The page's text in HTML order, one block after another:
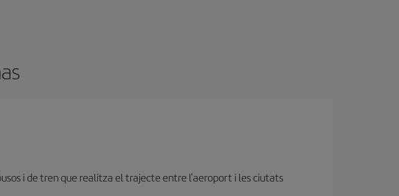
i de tren que realitza el trajecte entre l'aeroport i les ciutats